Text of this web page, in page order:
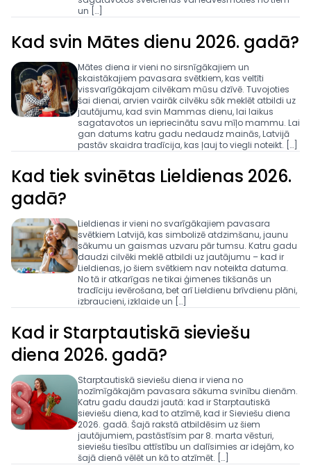
un […]
Kad svin Mātes dienu 2026. gadā?
Mātes diena ir vieni no sirsnīgākajiem un
skaistākajiem pavasara svētkiem, kas veltīti
vissvarīgākajam cilvēkam mūsu dzīvē. Tuvojoties
šai dienai, arvien vairāk cilvēku sāk meklēt atbildi uz
jautājumu, kad svin Mammas dienu, lai laikus
sagatavotos un iepriecinātu savu mīļo mammu. Lai
gan datums katru gadu nedaudz mainās, Latvijā
pastāv skaidra tradīcija, kas ļauj to viegli noteikt. […]
Kad tiek svinētas Lieldienas 2026.
gadā?
Lieldienas ir vieni no svarīgākajiem pavasara
svētkiem Latvijā, kas simbolizē atdzimšanu, jaunu
sākumu un gaismas uzvaru pār tumsu. Katru gadu
daudzi cilvēki meklē atbildi uz jautājumu – kad ir
Lieldienas, jo šiem svētkiem nav noteikta datuma.
No tā ir atkarīgas ne tikai ģimenes tikšanās un
tradīciju ievērošana, bet arī Lieldienu brīvdienu plāni,
izbraucieni, izklaide un […]
Kad ir Starptautiskā sieviešu
diena 2026. gadā?
Starptautiskā sieviešu diena ir viena no
nozīmīgākajām pavasara sākuma svinību dienām.
Katru gadu daudzi jautā: kad ir Starptautiskā
sieviešu diena, kad to atzīmē, kad ir Sieviešu diena
2026. gadā. Šajā rakstā atbildēsim uz šiem
jautājumiem, pastāstīsim par 8. marta vēsturi,
sieviešu tiesību attīstību un dalīsimies ar idejām, ko
šajā dienā vēlēt un kā to atzīmēt. […]